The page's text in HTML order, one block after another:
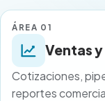
ÁREA 01
Ventas y
Cotizaciones,
reportes